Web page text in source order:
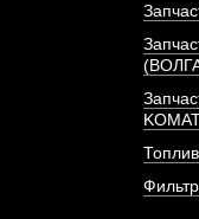
АРТИКУЛ: